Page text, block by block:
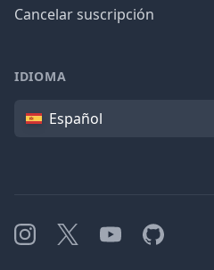
Cancelar suscripción
IDIOMA
IdiomaEspañol
Instagram
X YouTubeGitHub